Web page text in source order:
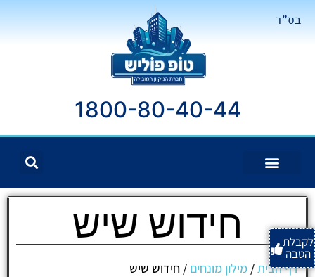
בס"ד
1800-80-40-44
לקבלת
הטבה
חידוש שיש
דף הבית/ מילון מונחים / חידוש שיש